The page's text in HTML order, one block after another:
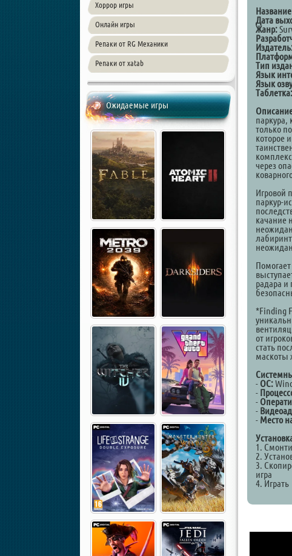
Хоррор игры
Онлайн игры
Репаки от RG Механики
Репаки от xatab
Ожидаемые игры
Дата
Жанр:
Тип
Язык
Язык
Таблетка:
паркура,
только
которое
через
Игровой
паркур-
качание
радара и
*Finding
от
стать
маскоты
- ОС:
-
-
-
- Место
1.
2.
3.
игра
4. Играть